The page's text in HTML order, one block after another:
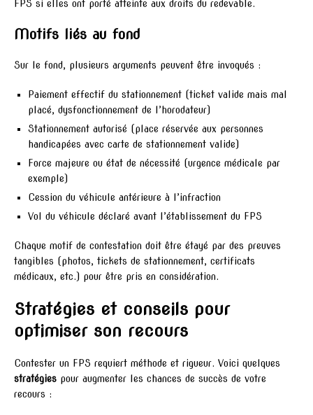
FPS si elles ont porté atteinte aux droits du redevable.
Motifs liés au fond
Sur le fond, plusieurs arguments peuvent être invoqués :
Paiement effectif du stationnement (ticket valide mais mal
placé, dysfonctionnement de l’horodateur)
Stationnement autorisé (place réservée aux personnes
handicapées avec carte de stationnement valide)
Force majeure ou état de nécessité (urgence médicale par
exemple)
Cession du véhicule antérieure à l’infraction
Vol du véhicule déclaré avant l’établissement du FPS
Chaque motif de contestation doit être étayé par des preuves
tangibles (photos, tickets de stationnement, certificats
médicaux, etc.) pour être pris en considération.
Stratégies et conseils pour
optimiser son recours
Contester un FPS requiert méthode et rigueur. Voici quelques
stratégies pour augmenter les chances de succès de votre
recours :